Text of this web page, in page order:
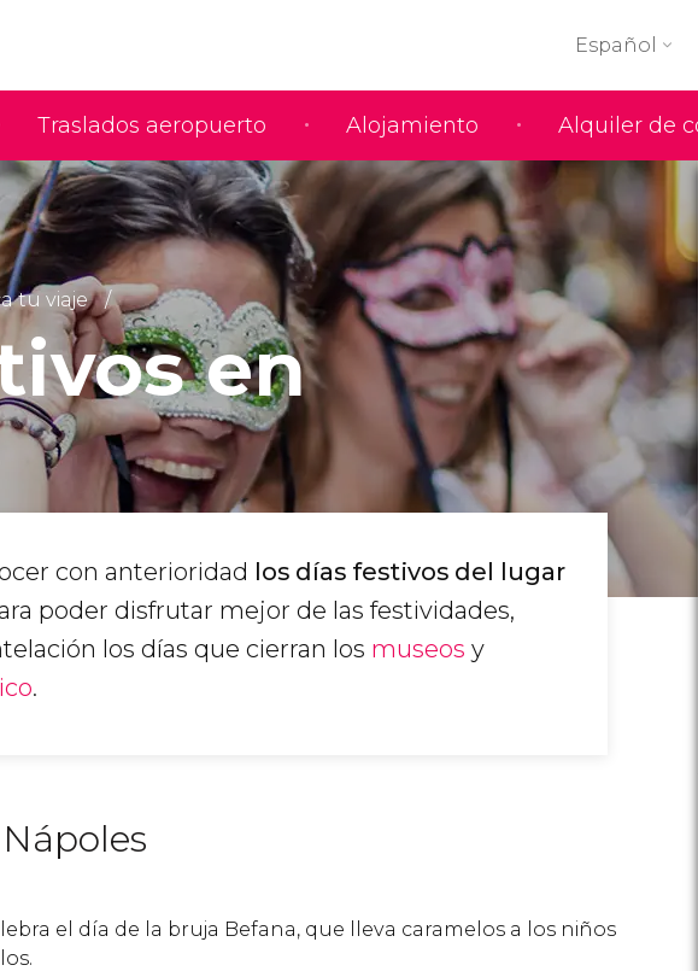
Traslados aeropuerto Alojamiento Alquiler de
Español
tu viaje
en
con anterioridad los días festivos del lugar
poder disfrutar mejor de las festividades,
los días que cierran los museos y
.
el día de la bruja Befana, que lleva caramelos a los niños